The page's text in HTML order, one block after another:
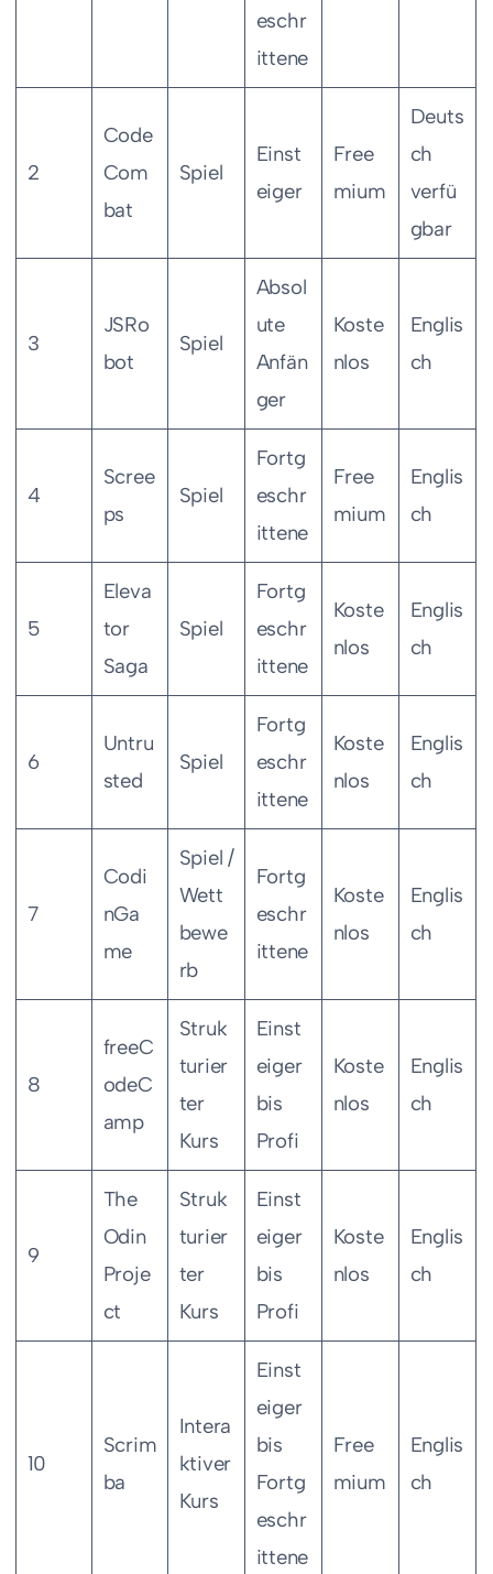
eschr
ittene
2
Code
Com
bat
Spiel
Einst
eiger
Free
mium
Deuts
ch
verfü
gbar
3
JSRo
bot
Spiel
Absol
ute
Anfän
ger
Koste
nlos
Englis
ch
4
Scree
ps
Spiel
Fortg
eschr
ittene
Free
mium
Englis
ch
5
Eleva
tor
Saga
Spiel
Fortg
eschr
ittene
Koste
nlos
Englis
ch
6
Untru
sted
Spiel
Fortg
eschr
ittene
Koste
nlos
Englis
ch
7
Codi
nGa
me
Spiel /
Wett
bewe
rb
Fortg
eschr
ittene
Koste
nlos
Englis
ch
8
freeC
odeC
amp
Struk
turier
ter
Kurs
Einst
eiger
bis
Profi
Koste
nlos
Englis
ch
9
The
Odin
Proje
ct
Struk
turier
ter
Kurs
Einst
eiger
bis
Profi
Koste
nlos
Englis
ch
10
Scrim
ba
Intera
ktiver
Kurs
Einst
eiger
bis
Fortg
eschr
ittene
Free
mium
Englis
ch